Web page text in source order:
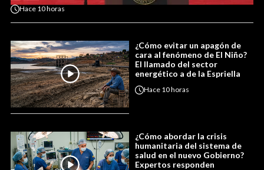
Hace 10 horas
¿Cómo evitar un apagón de
cara al fenómeno de El Niño?
El llamado del sector
energético a de la Espriella
Hace 10 horas
¿Cómo abordar la crisis
humanitaria del sistema de
salud en el nuevo Gobierno?
Expertos responden